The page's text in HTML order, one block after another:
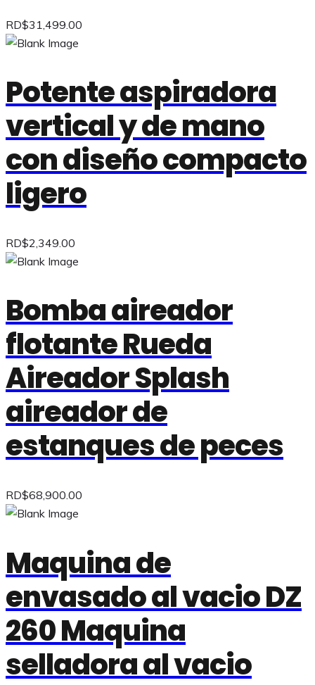
RD$31,499.00
Potente aspiradora
vertical y de mano
con diseño compacto
ligero
RD$2,349.00
Bomba aireador
flotante Rueda
Aireador Splash
aireador de
estanques de peces
RD$68,900.00
Maquina de
envasado al vacio DZ
260 Maquina
selladora al vacio